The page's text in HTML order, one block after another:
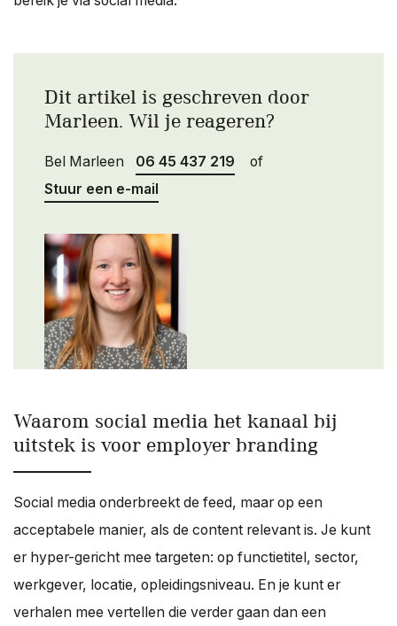
Dit artikel is geschreven door
Marleen. Wil je reageren?
Bel Marleen 06 45 437 219
of
Stuur een e-mail
Waarom social media het kanaal bij
uitstek is voor employer branding
Social media onderbreekt de feed, maar op een
acceptabele manier, als de content relevant is. Je kunt
er hyper-gericht mee targeten: op functietitel, sector,
werkgever, locatie, opleidingsniveau. En je kunt er
verhalen mee vertellen die verder gaan dan een